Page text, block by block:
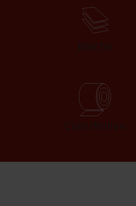
Bleche
Coils/Rollen